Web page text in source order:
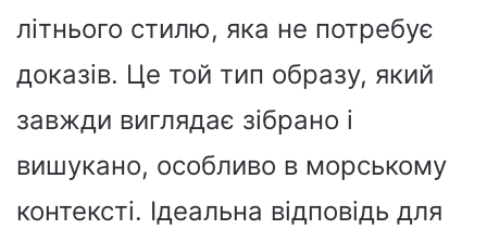
літнього стилю, яка не потребує
доказів. Це той тип образу, який
завжди виглядає зібрано і
вишукано, особливо в морському
контексті. Ідеальна відповідь для